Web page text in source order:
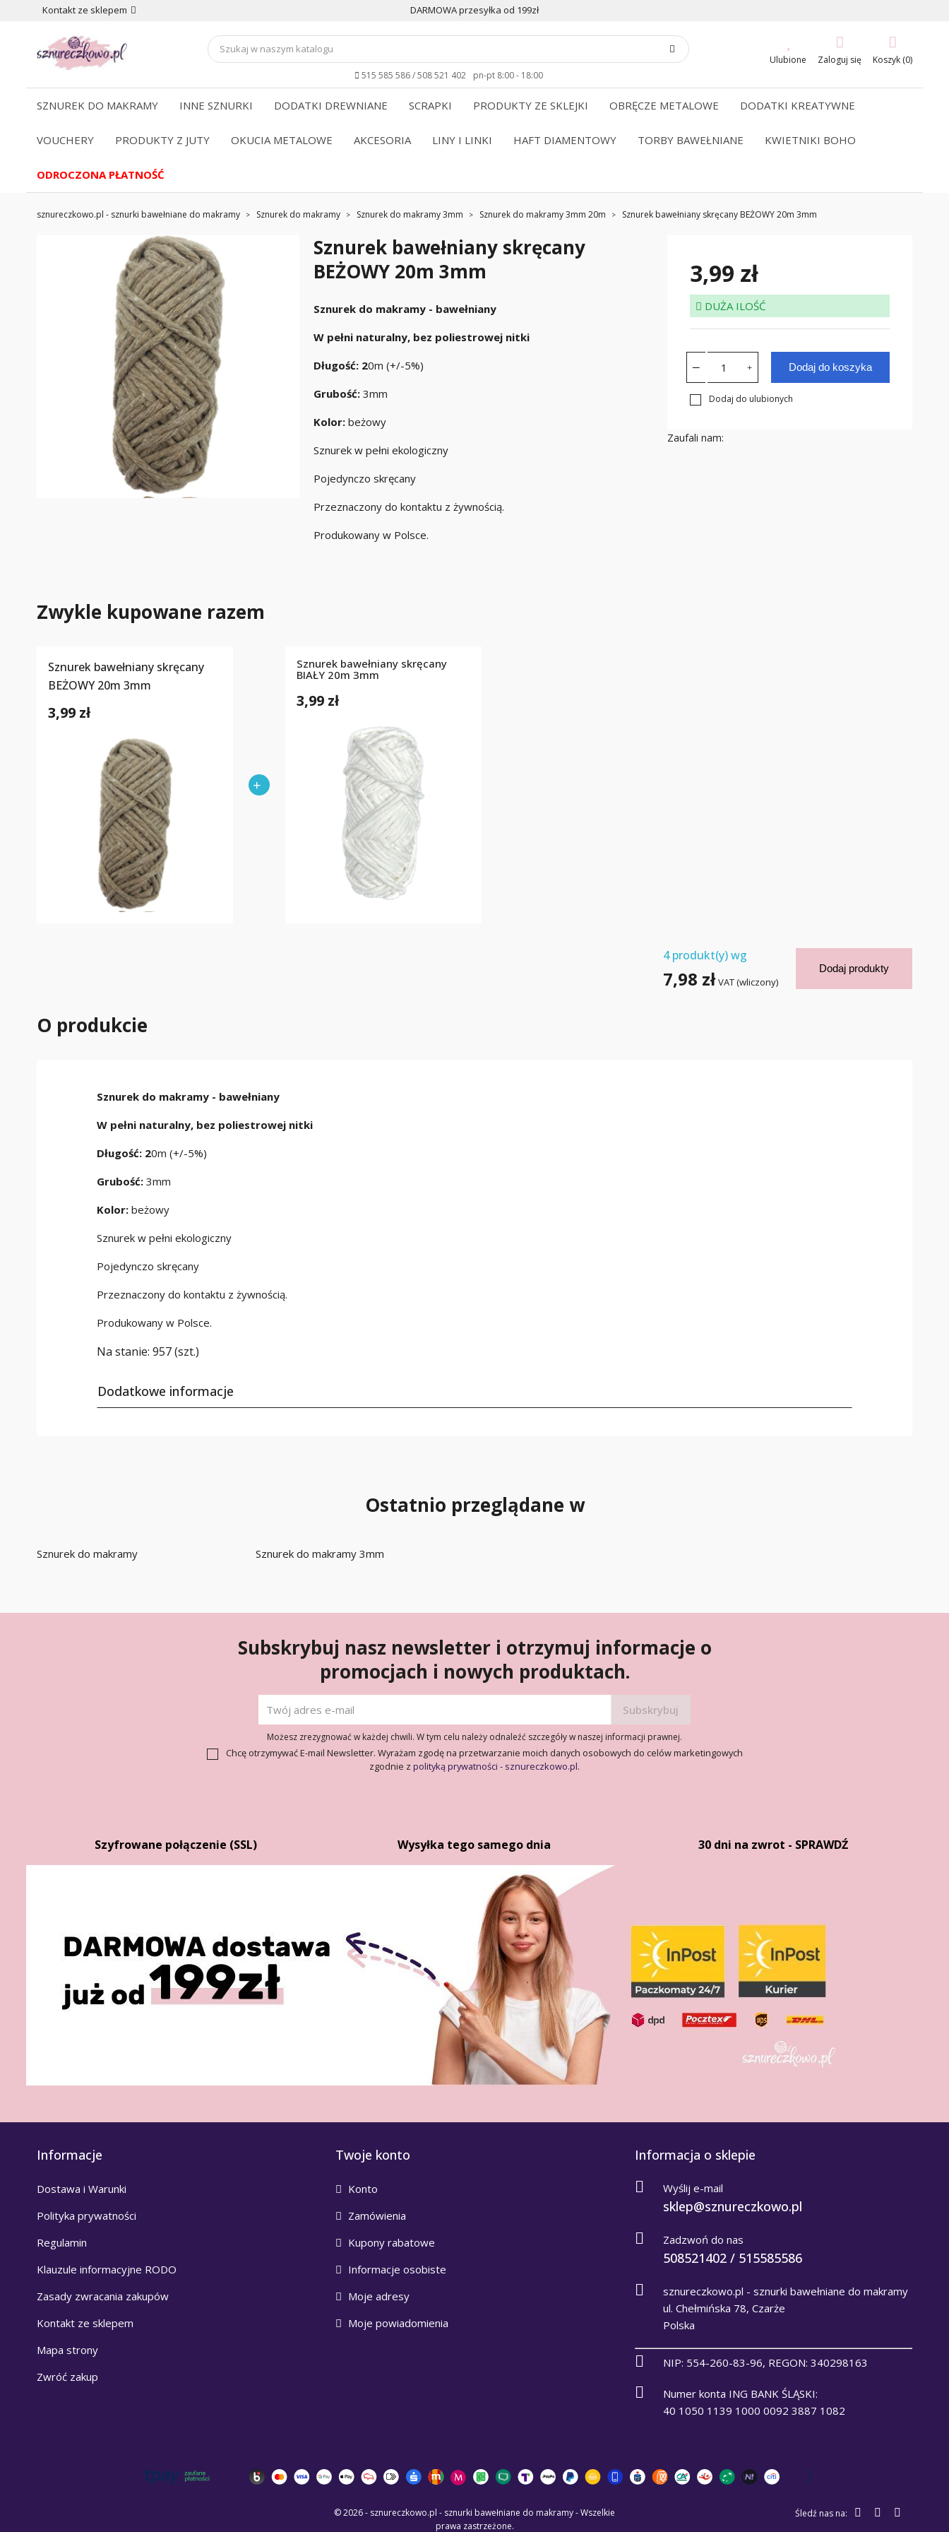
Kontakt ze sklepem DARMOWA przesyłka od 199zł
515 585 586 / 508 521 402 pn-pt 8:00 - 18:00
Ulubione Zaloguj się Koszyk (0)
SZNUREK DO MAKRAMY INNE SZNURKI DODATKI DREWNIANE SCRAPKI PRODUKTY ZE SKLEJKI OBRĘCZE METALOWE DODATKI KREATYWNE
VOUCHERY PRODUKTY Z JUTY OKUCIA METALOWE AKCESORIA LINY I LINKI HAFT DIAMENTOWY TORBY BAWEŁNIANE KWIETNIKI BOHO
ODROCZONA PŁATNOŚĆ
sznureczkowo.pl - sznurki bawełniane do makramy Sznurek do makramy Sznurek do makramy 3mm Sznurek do makramy 3mm 20m Sznurek bawełniany skręcany BEŻOWY 20m 3mm
Sznurek bawełniany skręcany
BEŻOWY 20m 3mm
Sznurek do makramy - bawełniany
W pełni naturalny, bez poliestrowej nitki
Długość: 20m (+/-5%)
Grubość: 3mm
Kolor: beżowy
Sznurek w pełni ekologiczny
Pojedynczo skręcany
Przeznaczony do kontaktu z żywnością.
Produkowany w Polsce.
3,99 zł
DUŻA ILOŚĆ
Dodaj do koszyka
Dodaj do ulubionych
Zaufali nam:
Zwykle kupowane razem
Sznurek bawełniany skręcany
BEŻOWY 20m 3mm
3,99 zł
Sznurek bawełniany skręcany
BIAŁY 20m 3mm
3,99 zł
4produkt(y) wg
7,98 zł VAT (wliczony)
Dodaj produkty
O produkcie
Sznurek do makramy - bawełniany
W pełni naturalny, bez poliestrowej nitki
Długość: 20m (+/-5%)
Grubość: 3mm
Kolor: beżowy
Sznurek w pełni ekologiczny
Pojedynczo skręcany
Przeznaczony do kontaktu z żywnością.
Produkowany w Polsce.
Na stanie: 957 (szt.)
Dodatkowe informacje
Ostatnio przeglądane w
Sznurek do makramy Sznurek do makramy 3mm
Subskrybuj nasz newsletter i otrzymuj informacje o
promocjach i nowych produktach.
Możesz zrezygnować w każdej chwili. W tym celu należy odnaleźć szczegóły w naszej informacji prawnej.
Chcę otrzymywać E-mail Newsletter. Wyrażam zgodę na przetwarzanie moich danych osobowych do celów marketingowych
zgodnie z polityką prywatności - sznureczkowo.pl.
Szyfrowane połączenie (SSL) Wysyłka tego samego dnia 30 dni na zwrot - SPRAWDŹ
Informacje
Dostawa i Warunki
Polityka prywatności
Regulamin
Klauzule informacyjne RODO
Zasady zwracania zakupów
Kontakt ze sklepem
Mapa strony
Zwróć zakup
Twoje konto
Konto
Zamówienia
Kupony rabatowe
Informacje osobiste
Moje adresy
Moje powiadomienia
Informacja o sklepie
Wyślij e-mail
sklep@sznureczkowo.pl
Zadzwoń do nas
508521402 / 515585586
sznureczkowo.pl - sznurki bawełniane do makramy
ul. Chełmińska 78, Czarże
Polska
NIP: 554-260-83-96, REGON: 340298163
Numer konta ING BANK ŚLĄSKI:
40 1050 1139 1000 0092 3887 1082
© 2026 - sznureczkowo.pl - sznurki bawełniane do makramy - Wszelkie
prawa zastrzeżone.
Śledź nas na: